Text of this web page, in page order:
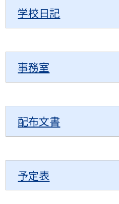
学校日記
事務室
配布文書
予定表